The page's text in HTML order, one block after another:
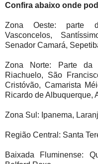
Confira abaixo onde
Zona Oeste: parte
Vasconcelos,
Senador Camará,
Zona Norte: Parte da
Riachuelo, São
Cristóvão, Camarista
Ricardo de Albuquerque,
Zona Sul: Ipanema,
Região Central: Santa
Baixada Fluminense: